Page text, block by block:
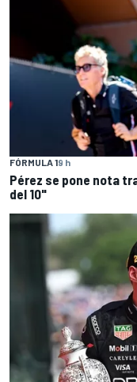
FÓRMULA 19 h
Pérez se pone nota
del 10"